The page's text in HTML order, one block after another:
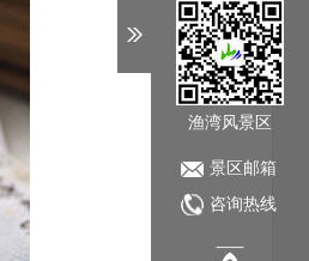
渔湾风景区
景区邮箱
咨询热线